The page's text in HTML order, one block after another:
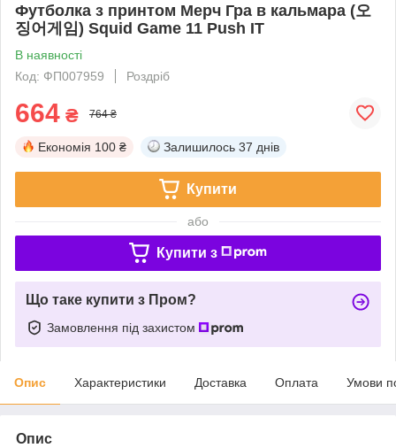
Футболка з принтом Мерч Гра в кальмара (오
징어게임) Squid Game 11 Push IT
В наявності
Код: ФП007959
Роздріб
664 ₴ 764 ₴
Економія 100 ₴ Залишилось 37 днів
Купити
або
Купити з
Що таке купити з Пром?
Замовлення під захистом
Опис Характеристики Доставка Оплата Умови
Опис